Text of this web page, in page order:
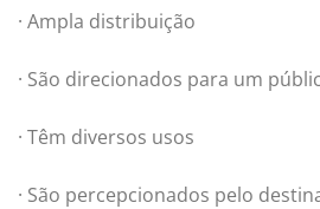
· Ampla distribuição
· São direcionados para um
· Têm diversos usos
· São percepcionados pelo